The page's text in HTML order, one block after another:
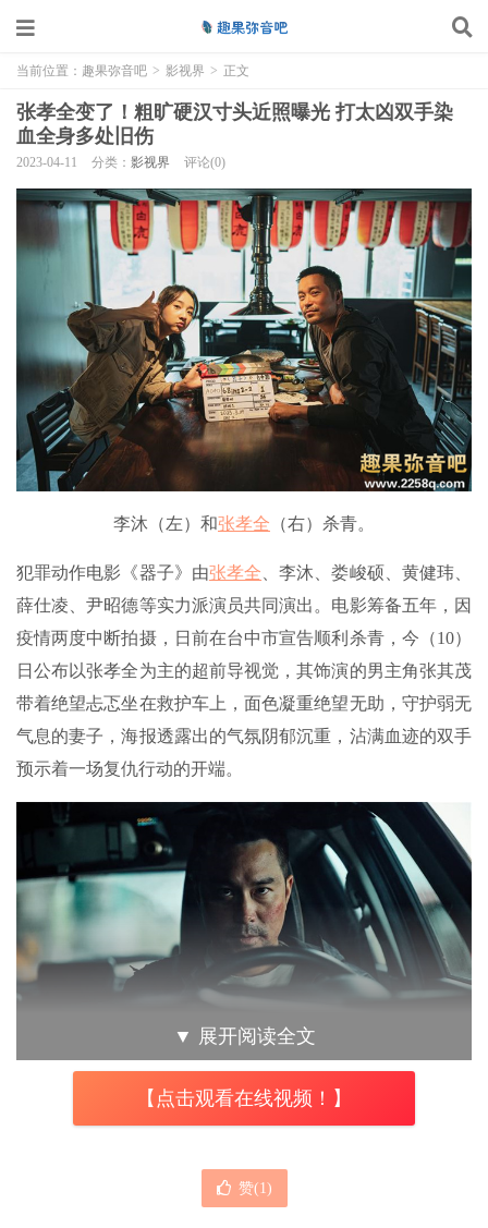
当前位置： 趣果弥音吧 > 影视界 > 正文
张孝全变了！粗旷硬汉寸头近照曝光 打太凶双手染
血全身多处旧伤
2023-04-11 分类： 影视界 评论(0)
李沐（左）和张孝全 （右）杀青。
犯罪动作电影《器子》由张孝全 、李沐、娄峻硕、黄健玮、
薛仕凌、尹昭德等实力派演员共同演出。电影筹备五年，因
疫情两度中断拍摄，日前在台中市宣告顺利杀青，今（10）
日公布以张孝全为主的超前导视觉，其饰演的男主角张其茂
带着绝望忐忑坐在救护车上，面色凝重绝望无助，守护弱无
气息的妻子，海报透露出的气氛阴郁沉重，沾满血迹的双手
预示着一场复仇行动的开端。
张孝全在《器子》饰演最强老爸，是一心为妻女复仇的危险
▼ 展开阅读全文
【点击观看在线视频！】
赞(1)